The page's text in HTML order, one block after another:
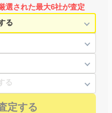
選された最大6社が査定
定する